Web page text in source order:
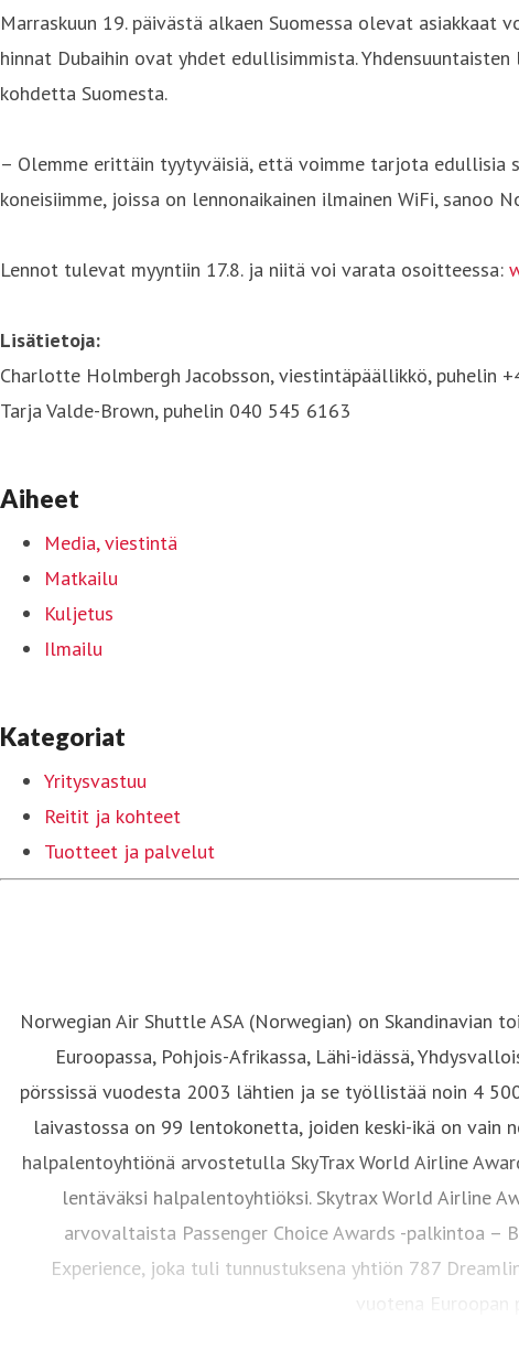
Marraskuun 19. päivästä alkaen Suomessa olevat
hinnat Dubaihin ovat yhdet edullisimmista.
kohdetta Suomesta.
– Olemme erittäin tyytyväisiä, että voimme tarjota edullisia
koneisiimme, joissa on lennonaikainen ilmainen WiFi, sanoo
Lennot tulevat myyntiin 17.8. ja niitä voi varata osoitteessa:
Lisätietoja:
Charlotte Holmbergh Jacobsson, viestintäpäällikkö, puhelin
Tarja Valde-Brown, puhelin 040 545 6163
Aiheet
Media, viestintä
Matkailu
Kuljetus
Ilmailu
Kategoriat
Yritysvastuu
Reitit ja kohteet
Tuotteet ja palvelut
Norwegian Air Shuttle ASA (Norwegian) on Skandinavian
Euroopassa, Pohjois-Afrikassa, Lähi-idässä,
pörssissä vuodesta 2003 lähtien ja se työllistää noin 4
laivastossa on 99 lentokonetta, joiden keski-ikä on vain
halpalentoyhtiönä arvostetulla SkyTrax World Airline
lentäväksi halpalentoyhtiöksi. Skytrax World Airline
arvovaltaista Passenger Choice Awards -palkintoa –
Experience, joka tuli tunnustuksena yhtiön 787
vuotena